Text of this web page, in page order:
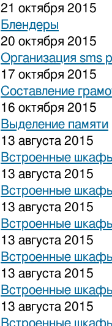
21 октября 2015
Блендеры
20 октября 2015
Организация sms
17 октября 2015
Составление
16 октября 2015
Выделение памяти
13 августа 2015
Встроенные
13 августа 2015
Встроенные
13 августа 2015
Встроенные
13 августа 2015
Встроенные
13 августа 2015
Встроенные
13 августа 2015
Встроенные